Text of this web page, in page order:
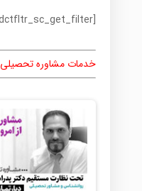
[prdctfltr_sc_get_filter]
خدمات مشاوره تحصیلی